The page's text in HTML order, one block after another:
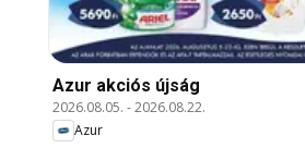
Azur akciós újság
2026.08.05. -2026.08.22.
Azur